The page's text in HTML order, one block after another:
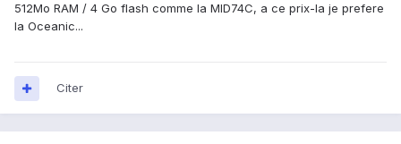
512Mo RAM / 4 Go flash comme la MID74C, a ce prix-la je prefere
la Oceanic...
Citer